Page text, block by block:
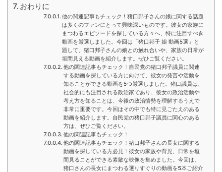
おわりに
他の関連記事もチェック！猪口邦子さんの娘に関する話題
は多くのファンにとって興味深いものです。彼女の家族に
まつわるエピソードを探している方々へ、特に注目すべき
動画を厳選しました。今回は「猪口邦子 娘 動画5選」と
題して、猪口邦子さんの娘との触れ合いや、家族の日常が
垣間見える動画を紹介します。ぜひご覧ください。
他の関連記事もチェック！自民党の猪口邦子議員に関連
する動画を探している方に向けて、彼女の発言や活動を
知ることができる動画を5つ厳選しました。猪口議員は、
社会的にも注目される政治家であり、彼女の政治活動や
考え方を知ることは、今後の政治情勢を理解するうえで
非常に重要です。今回はその中でも特に見ごたえのある
動画を紹介します。自民党の猪口邦子議員に関心のある
方は、ぜひご覧ください。
他の関連記事もチェック！
他の関連記事もチェック！猪口邦子さんの長女に関する
動画を探している方必見！彼女の家族や育児、日常を垣
間見ることができる素敵な映像を集めました。今回は、
猪口さんの長女にまつわる選りすぐりの動画を5本ご紹介